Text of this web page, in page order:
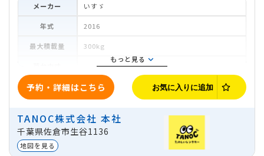
予約・詳細はこちら お気に入りに追加
1日プラン
11,000円
プラン
※価
メーカー いすゞ
年式 2016
最大積載量 300kg
車両寸法 4,940mm 1,730mm2,750mm
地域 千葉県佐倉市生谷1136
貸出区分
もっと見る
TANOC株式会社 本社
千葉県佐倉市生谷1136
地図を見る